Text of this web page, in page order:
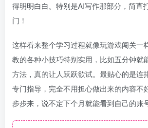
得明明白白。特别是AI写作那部分，简直
门！
这样看来整个学习过程就像玩游戏闯关一
教的各种小技巧特别实用，比如五分钟就
方法，真的让人跃跃欲试。最贴心的是连
专门指导，完全不用担心做出来的内容不
步步来，说不定下个月就能看到自己的账